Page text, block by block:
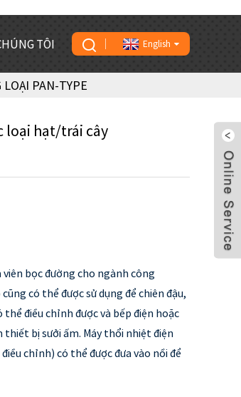
TÔI English
PAN-TYPE
loại hạt/trái cây
viên bọc đường cho ngành công
có thể được sử dụng để chiên đậu,
điều chỉnh được và bếp điện hoặc
bị sưởi ấm. Máy thổi nhiệt điện
chỉnh) có thể được đưa vào nồi để